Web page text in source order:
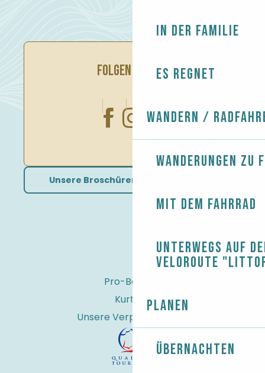
In der Familie
Es regnet
Wandern /
Wanderungen zu
Mit dem Fahrrad
Unterwegs auf
Veloroute
Planen
Übernachten
FOLGEN SIE UNS
Unsere Broschüren herunterladen
Pro-Bereich
Kurtaxe
Unsere Verpflichtungen